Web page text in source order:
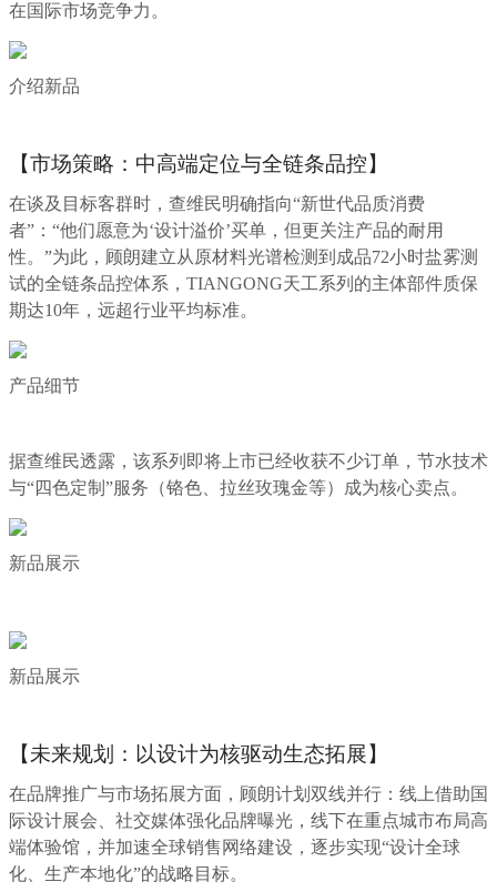
在国际市场竞争力。
介绍新品
【市场策略：中高端定位与全链条品控】
在谈及目标客群时，查维民明确指向“新世代品质消费
者”：“他们愿意为‘设计溢价’买单，但更关注产品的耐用
性。”为此，顾朗建立从原材料光谱检测到成品72小时盐雾测
试的全链条品控体系，TIANGONG天工系列的主体部件质保
期达10年，远超行业平均标准。
产品细节
据查维民透露，该系列 即将上市已经收获不少订单 ，节水技术
与“四色定制”服务（铬色、拉丝玫瑰金等）成为核心卖点。
新品展示
新品展示
【未来规划：以设计为核驱动生态拓展】
在品牌推广与市场拓展方面，顾朗计划双线并行：线上借助国
际设计展会、社交媒体强化品牌曝光，线下在重点城市布局高
端体验馆，并加速全球销售网络建设，逐步实现“设计全球
化、生产本地化”的战略目标。